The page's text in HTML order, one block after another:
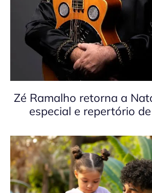
Zé Ramalho retorna a
especial e repertório